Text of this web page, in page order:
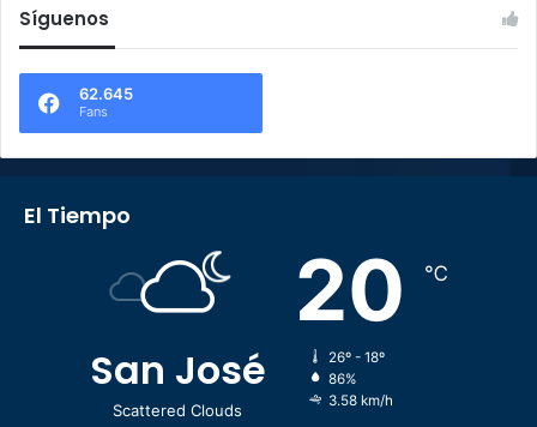
Síguenos
62.645
Fans
El Tiempo
San José
Scattered Clouds
20 ℃
26º - 18º
86%
3.58 km/h